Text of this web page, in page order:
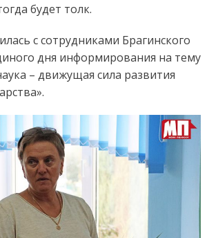
будет толк.
с сотрудниками Брагинского
дня информирования на тему
– движущая сила развития